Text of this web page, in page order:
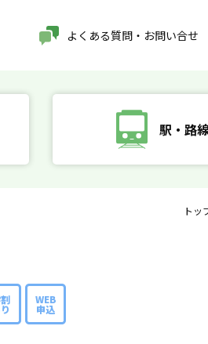
よくある質問・お問い合せ
駅・路
トッ
WEB
申込